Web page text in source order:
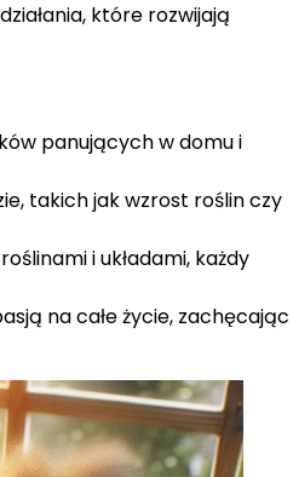
które rozwijają
panujących w domu i
takich jak wzrost roślin czy
i układami, każdy
na całe życie, zachęcając